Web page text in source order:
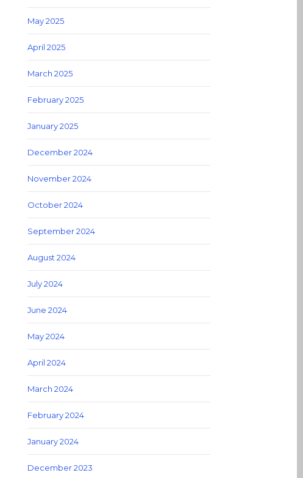
May 2025
April 2025
March 2025
February 2025
January 2025
December 2024
November 2024
October 2024
September 2024
August 2024
July 2024
June 2024
May 2024
April 2024
March 2024
February 2024
January 2024
December 2023